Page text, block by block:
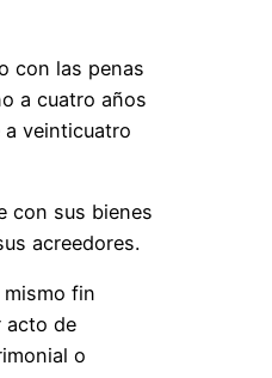
con las penas
a cuatro años
veinticuatro
con sus bienes
acreedores.
mismo fin
acto de
o